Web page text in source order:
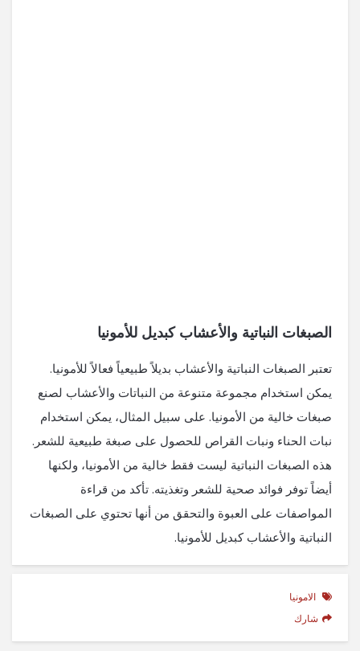
الصبغات النباتية والأعشاب كبديل للأمونيا
تعتبر الصبغات النباتية والأعشاب بديلاً طبيعياً فعالاً للأمونيا.
يمكن استخدام مجموعة متنوعة من النباتات والأعشاب لصنع
صبغات خالية من الأمونيا. على سبيل المثال، يمكن استخدام
نبات الحناء ونبات القراص للحصول على صبغة طبيعية للشعر.
هذه الصبغات النباتية ليست فقط خالية من الأمونيا، ولكنها
أيضاً توفر فوائد صحية للشعر وتغذيته. تأكد من قراءة
المواصفات على العبوة والتحقق من أنها تحتوي على الصبغات
النباتية والأعشاب كبديل للأمونيا.
الامونيا
شارك